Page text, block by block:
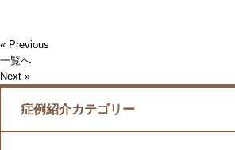
« Previous
一覧へ
Next »
症例紹介カテゴリー